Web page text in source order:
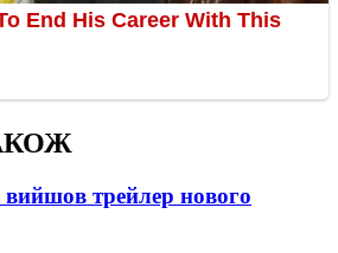
трейлер нового